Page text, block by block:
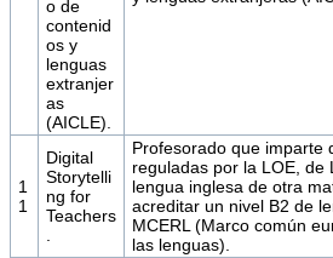
o de
contenid
os y
lenguas
extranjer
as
(AICLE).
1
1
Digital
Storytelli
ng for
Teachers
Profesorado que imparte
reguladas por la LOE, de
lengua inglesa de otra
acreditar un nivel B2 de
MCERL (Marco común
las lenguas).